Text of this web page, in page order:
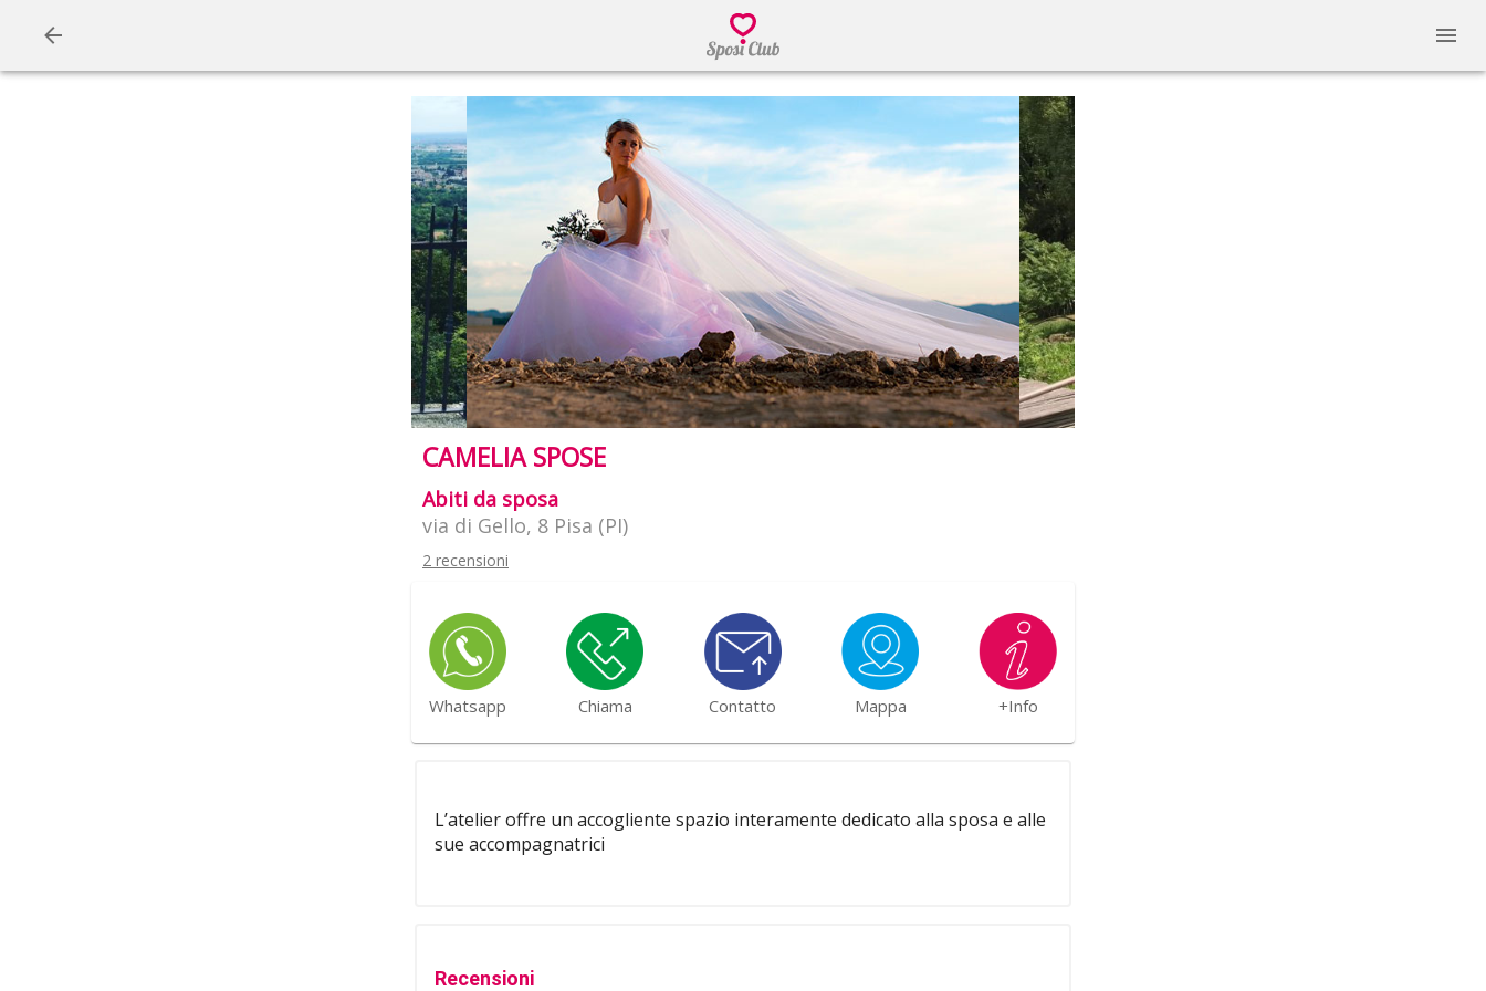
CAMELIA SPOSE
Abiti da sposa
via di Gello, 8 Pisa (PI)
2 recensioni
Whatsapp Chiama Contatto Mappa +Info
L’atelier offre un accogliente spazio interamente dedicato alla sposa e alle
sue accompagnatrici
Recensioni